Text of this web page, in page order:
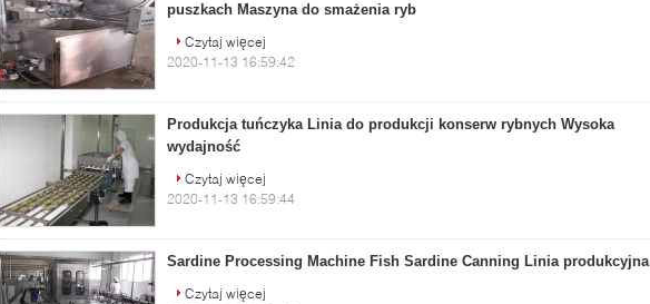
puszkach Maszyna do smażenia ryb
Czytaj więcej
2020-11-13 16:59:42
Produkcja tuńczyka Linia do produkcji konserw rybnych Wysoka
wydajność
Czytaj więcej
2020-11-13 16:59:44
Sardine Processing Machine Fish Sardine Canning Linia produkcyjna
Czytaj więcej